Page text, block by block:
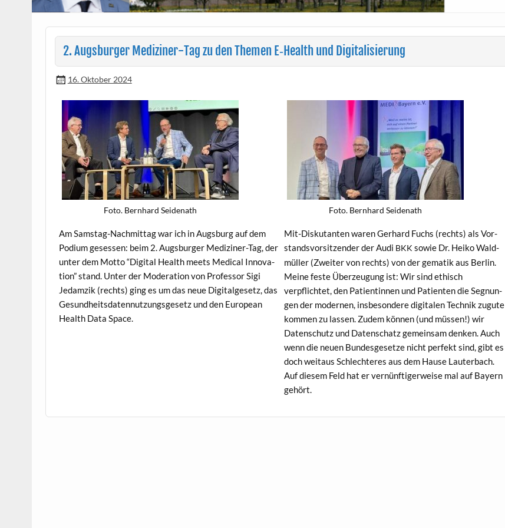
2. Augsburger Mediziner-Tag zu den Themen E‑Health und Digitalisierung
16. Oktober 2024
Foto. Bern­hard Seidenath
Am Sam­stag-Nach­mit­tag war ich in Augs­burg auf dem
Podi­um gesessen: beim 2. Augs­burg­er Medi­zin­er-Tag, der
unter dem Mot­to “Dig­i­tal Health meets Med­ical Inno­va­
tion” stand. Unter der Mod­er­a­tion von Pro­fes­sor Sigi
Jedamzik (rechts) ging es um das neue Dig­i­talge­setz, das
Gesund­heits­daten­nutzungs­ge­setz und den Euro­pean
Health Data Space.
Foto. Bern­hard Seidenath
Mit-Disku­tan­ten waren Ger­hard Fuchs (rechts) als Vor­
standsvor­sitzen­der der Audi BKK sowie Dr. Heiko Wald­
müller (Zweit­er von rechts) von der gematik aus Berlin.
Meine feste Überzeu­gung ist: Wir sind ethisch
verpflichtet, den Pati­entin­nen und Patien­ten die Seg­nun­
gen der mod­er­nen, ins­beson­dere dig­i­tal­en Tech­nik zugute
kom­men zu lassen. Zudem kön­nen (und müssen!) wir
Daten­schutz und Daten­schatz gemein­sam denken. Auch
wenn die neuen Bun­des­ge­set­ze nicht per­fekt sind, gibt es
doch weitaus Schlechteres aus dem Hause Lauter­bach.
Auf diesem Feld hat er vernün­ftiger­weise mal auf Bay­ern
gehört.